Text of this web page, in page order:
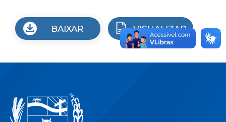
BAIXAR VISUALIZAR